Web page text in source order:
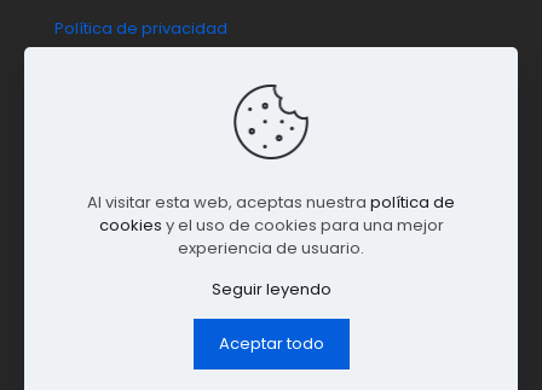
Política de privacidad
© 2023 La Paradinha | Todos los derechos reservados
Al visitar esta web, aceptas nuestra política de
cookies y el uso de cookies para una mejor
experiencia de usuario.
Seguir leyendo
Aceptar todo